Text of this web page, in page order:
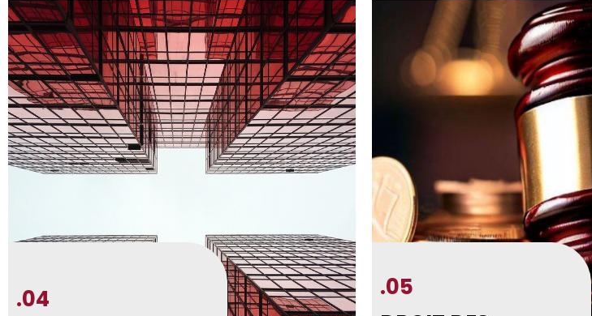
.04
.05